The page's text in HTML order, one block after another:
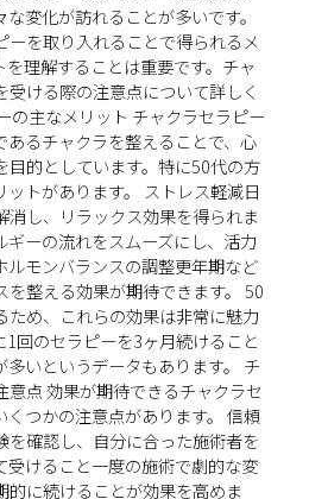
変化が訪れることが多いです。
を取り入れることで得られるメ
理解することは重要です。チャ
ける際の注意点について詳しく
の主なメリット チャクラセラピー
あるチャクラを整えることで、心
的としています。特に50代の方
トがあります。 ストレス軽減日
し、リラックス効果を得られま
ーの流れをスムーズにし、活力
ルモンバランスの調整更年期など
整える効果が期待できます。 50
め、これらの効果は非常に魅力
回のセラピーを3ヶ月続けること
いというデータもあります。 チ
点 効果が期待できるチャクラセ
つかの注意点があります。 信頼
確認し、自分に合った施術者を
けること一度の施術で劇的な変
に続けることが効果を高めま